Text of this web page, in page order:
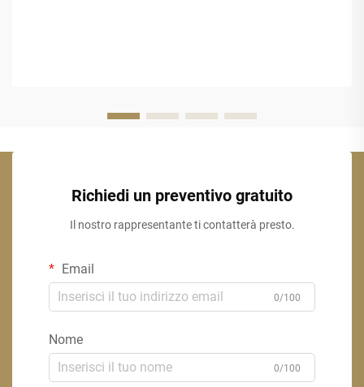
Richiedi un preventivo gratuito
Il nostro rappresentante ti contatterà presto.
Email
0/100
Nome
0/100